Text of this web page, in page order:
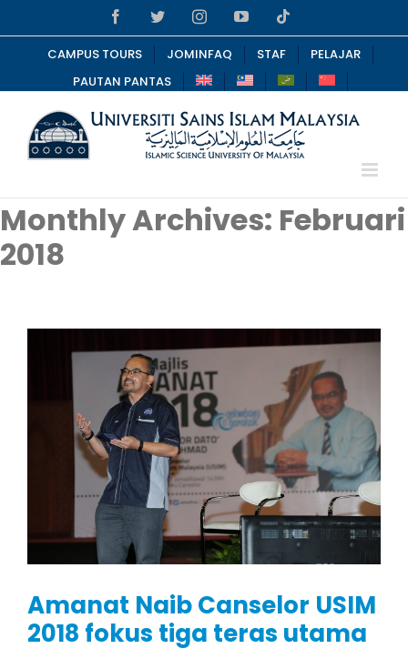
to
content
FacebookTwitterInstagramYouTube
CAMPUS TOURS JOMINFAQ STAF
PELAJAR
PAUTAN PANTAS
Monthly Archives: Februari
2018
Amanat Naib Canselor USIM
2018 fokus tiga teras utama